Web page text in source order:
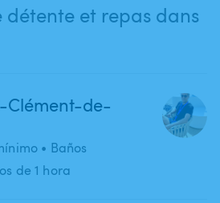
détente et repas dans
Clément-de-
• Baños
de 1 hora